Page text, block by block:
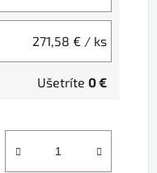
271,58 € / ks
Ušetríte 0 €